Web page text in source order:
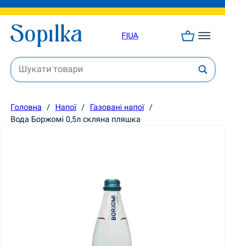
FIUA
Головна / Напої / Газовані напої /
Вода Боржомі 0,5л скляна пляшка